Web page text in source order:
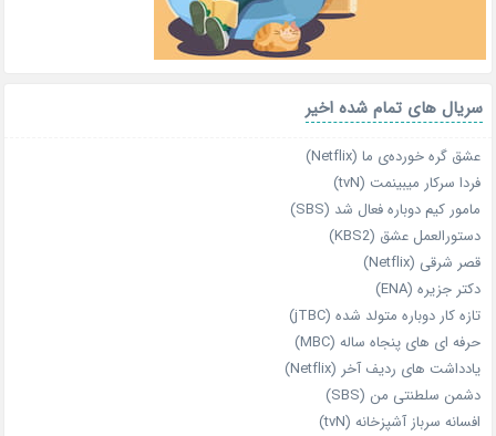
سریال های تمام شده اخیر
عشق گره خورده‌ی ما (Netflix)
فردا سرکار میبینمت (tvN)
مامور کیم دوباره فعال شد (SBS)
دستورالعمل عشق (KBS2)
قصر شرقی (Netflix)
دکتر جزیره (ENA)
تازه‌ کار دوباره‌ متولد شده (jTBC)
حرفه‌ ای‌ های پنجاه‌ ساله (MBC)
یادداشت‌ های ردیف آخر (Netflix)
دشمن سلطنتی من (SBS)
افسانه سرباز آشپزخانه (tvN)